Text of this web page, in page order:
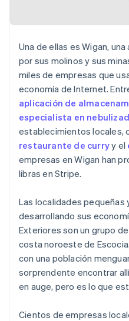
Una de ellas es Wigan,
por sus molinos y sus
miles de empresas que
economía de Internet.
aplicación de
especialista en
establecimientos locales,
restaurante de curryy el
empresas en Wigan han
libras en Stripe.
Las localidades pequeñas
desarrollando sus
Exteriores son un grupo
costa noroeste de
con una población
sorprendente encontrar
en auge, pero es lo que
Cientos de empresas